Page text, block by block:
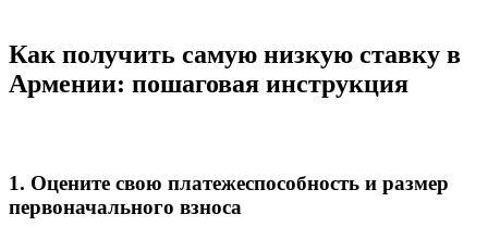
Как получить самую низкую ставку в
Армении: пошаговая инструкция
1. Оцените свою платежеспособность и размер
первоначального взноса